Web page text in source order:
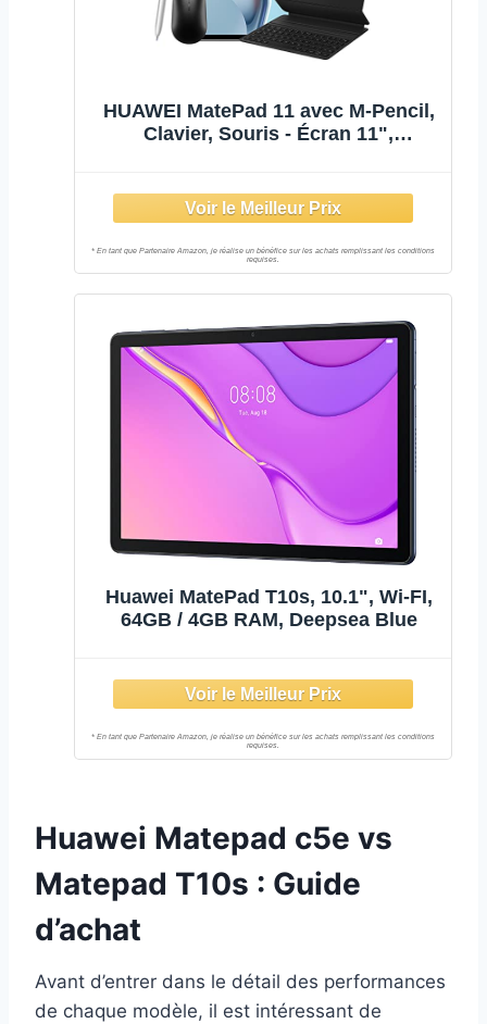
HUAWEI MatePad 11 avec M-Pencil,
Clavier, Souris - Écran 11",
fenêtre, Wi-FI 6, Couleur Gris Mat
Huawei MatePad T10s, 10.1", Wi-FI,
64GB / 4GB RAM, Deepsea Blue
Huawei Matepad c5e vs
Matepad T10s : Guide
d’achat
Avant d’entrer dans le détail des performances
de chaque modèle, il est intéressant de